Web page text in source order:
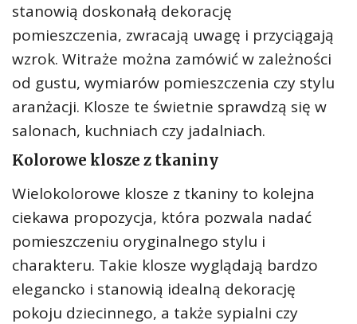
stanowią doskonałą dekorację
pomieszczenia, zwracają uwagę i przyciągają
wzrok. Witraże można zamówić w zależności
od gustu, wymiarów pomieszczenia czy stylu
aranżacji. Klosze te świetnie sprawdzą się w
salonach, kuchniach czy jadalniach.
Kolorowe klosze z tkaniny
Wielokolorowe klosze z tkaniny to kolejna
ciekawa propozycja, która pozwala nadać
pomieszczeniu oryginalnego stylu i
charakteru. Takie klosze wyglądają bardzo
elegancko i stanowią idealną dekorację
pokoju dziecinnego, a także sypialni czy